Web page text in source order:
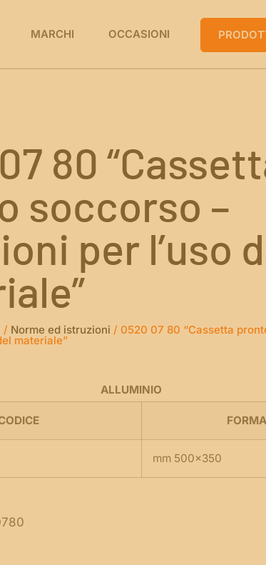
MARCHI OCCASIONI
80
soccorso –
per l’uso
/ Norme ed istruzioni / 0520 07 80 “Cassetta
materiale”
ALLUMINIO
mm 500×350